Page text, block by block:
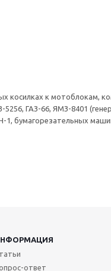
косилках к мотоблокам,
ГАЗ-66, ЯМЗ-8401
1, бумагорезательных
ответ